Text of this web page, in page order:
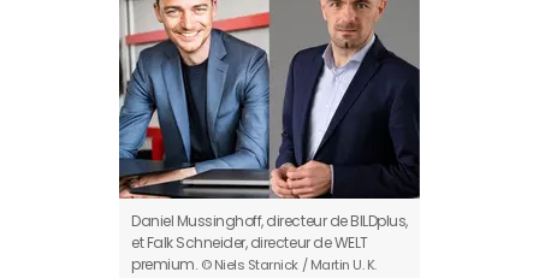
Daniel Mussinghoff, directeur de BILDplus,
et Falk Schneider, directeur de WELT
premium.
© Niels Starnick / Martin U. K.